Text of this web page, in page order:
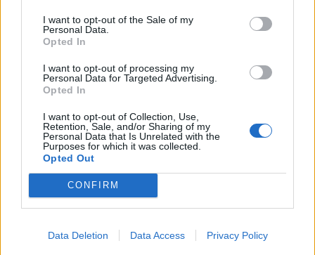
I want to opt-out of the Sale of my
Personal Data.
Opted In
I want to opt-out of processing my
Personal Data for Targeted Advertising.
Opted In
I want to opt-out of Collection, Use,
Retention, Sale, and/or Sharing of my
Personal Data that Is Unrelated with the
Purposes for which it was collected.
Opted Out
CONFIRM
Data Deletion Data Access Privacy Policy
Facebook Share on X Bluesky
Κακοκαιρία Κέρκυρα
Σχετικά Άρθρα